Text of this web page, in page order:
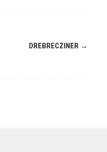
DREBRECZINER →